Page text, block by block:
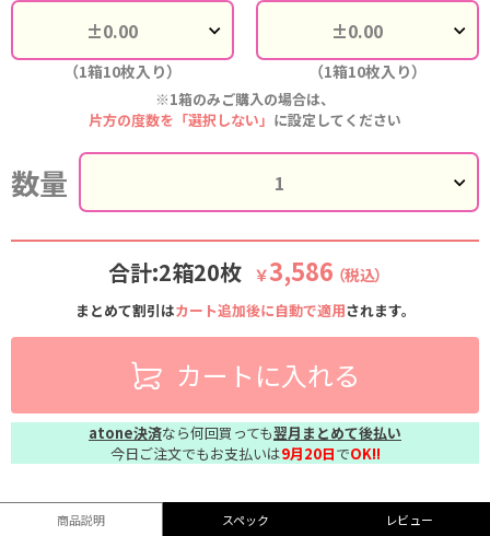
（1箱10枚入り） （1箱10枚入り）
※1箱のみご購入の場合は、
片方の度数を「選択しない」 に設定してください
数量
合計:2箱20枚 ￥3,586 （税込）
まとめて割引はカート追加後に自動で適用されます。
カートに入れる
atone決済なら何回買っても翌月まとめて後払い
今日ご注文でもお支払いは9月20日でOK!!
商品説明 スペック レビュー